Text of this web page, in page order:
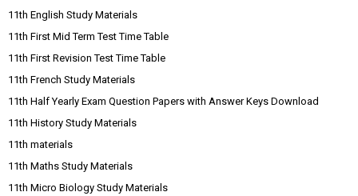
11th English Study Materials
11th First Mid Term Test Time Table
11th First Revision Test Time Table
11th French Study Materials
11th Half Yearly Exam Question Papers with Answer Keys Download
11th History Study Materials
11th materials
11th Maths Study Materials
11th Micro Biology Study Materials